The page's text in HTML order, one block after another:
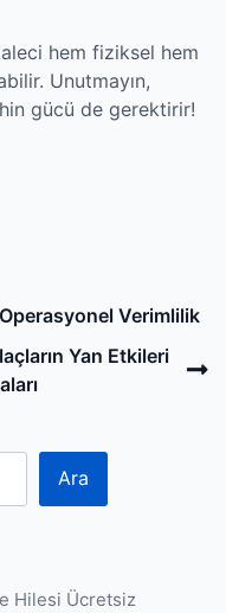
hem fiziksel hem
Unutmayın,
gücü de gerektirir!
Verimlilik
Yan Etkileri
Ara
Hilesi Ücretsiz